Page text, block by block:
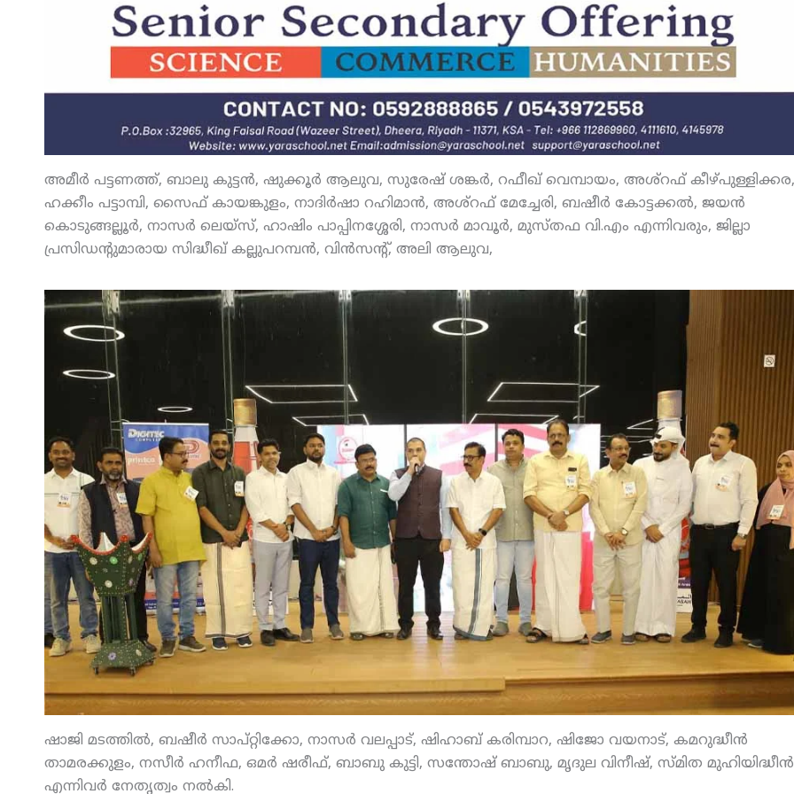
അമീര്‍ പട്ടണത്ത്, ബാലു കുട്ടന്‍, ഷുക്കൂര്‍ ആലുവ, സുരേഷ് ശങ്കര്‍, റഫീഖ് വെമ്പായം, അശ്‌റഫ് കീഴ്പുള്ളിക്കര,
ഹക്കീം പട്ടാമ്പി, സൈഫ് കായങ്കുളം, നാദിര്‍ഷാ റഹിമാന്‍, അശ്‌റഫ് മേച്ചേരി, ബഷീര്‍ കോട്ടക്കല്‍, ജയന്‍
കൊടുങ്ങല്ലൂര്‍, നാസര്‍ ലെയ്‌സ്, ഹാഷിം പാപ്പിനശ്ശേരി, നാസര്‍ മാവൂര്‍, മുസ്തഫ വി.എം എന്നിവരും, ജില്ലാ
പ്രസിഡന്റുമാരായ സിദ്ധീഖ് കല്ലുപറമ്പന്‍, വിന്‍സന്റ്, അലി ആലുവ,
ഷാജി മടത്തില്‍, ബഷീര്‍ സാപ്റ്റിക്കോ, നാസര്‍ വലപ്പാട്, ഷിഹാബ് കരിമ്പാറ, ഷിജോ വയനാട്, കമറുദ്ധീന്‍
താമരക്കുളം, നസീര്‍ ഹനീഫ, ഒമര്‍ ഷരീഫ്, ബാബു കുട്ടി, സന്തോഷ് ബാബു, മൃദുല വിനീഷ്, സ്മിത മുഹിയിദ്ധീന്‍
എന്നിവര്‍ നേതൃത്വം നല്‍കി.